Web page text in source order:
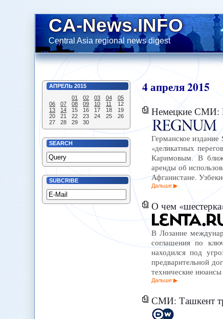
CA-News.INFO
Central Asia regional news digest
АПРЕЛЬ 2015
01
02 03 04
05
06
07 08 09 10 11
12
13
14 15 16 17 18
19
20
21 22 23 24 25
26
27
28 29 30
SEARCH
SUBCRIBE
4апреля2015
Немецкие СМИ:
Германское
«деликатных
Каримовым. В
аренды об
Афганистане.
Дальше
О чем
В Лозанне
соглашения по
находился под
предварительной
технические
Дальше
СМИ: Ташкент